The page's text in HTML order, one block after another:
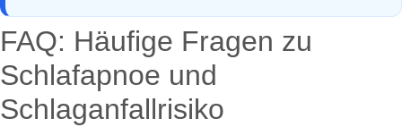
FAQ: Häufige Fragen zu
Schlafapnoe und
Schlaganfallrisiko